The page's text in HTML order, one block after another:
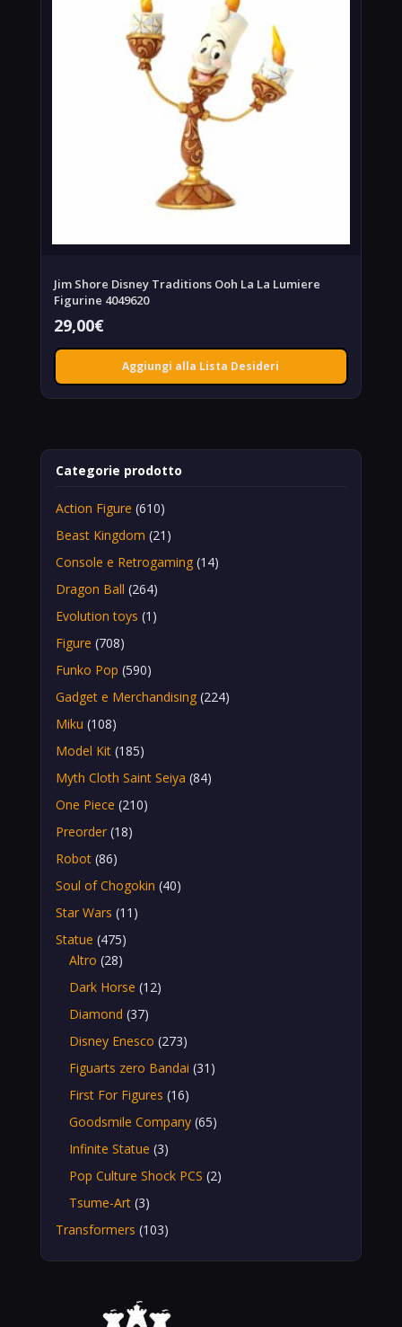
Jim Shore Disney Traditions Ooh La La Lumiere
Figurine 4049620
29,00€
Aggiungi alla Lista Desideri
Categorie prodotto
Action Figure (610)
Beast Kingdom (21)
Console e Retrogaming (14)
Dragon Ball (264)
Evolution toys (1)
Figure (708)
Funko Pop (590)
Gadget e Merchandising (224)
Miku (108)
Model Kit (185)
Myth Cloth Saint Seiya (84)
One Piece (210)
Preorder (18)
Robot (86)
Soul of Chogokin (40)
Star Wars (11)
Statue (475)
Altro (28)
Dark Horse (12)
Diamond (37)
Disney Enesco (273)
Figuarts zero Bandai (31)
First For Figures (16)
Goodsmile Company (65)
Infinite Statue (3)
Pop Culture Shock PCS (2)
Tsume-Art (3)
Transformers (103)